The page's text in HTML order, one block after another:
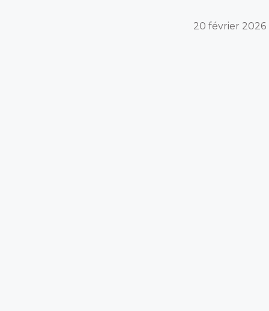
20 février 2026